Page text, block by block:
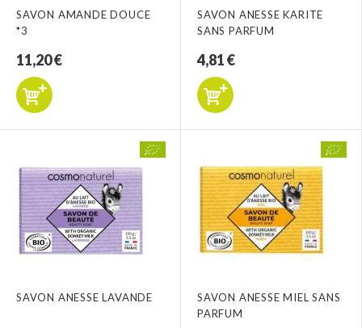
SAVON AMANDE DOUCE
*3
11,20 €
SAVON ANESSE KARITE
SANS PARFUM
4,81 €
SAVON ANESSE LAVANDE
SAVON ANESSE MIEL SANS
PARFUM